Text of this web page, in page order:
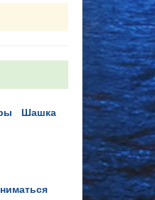
шашка